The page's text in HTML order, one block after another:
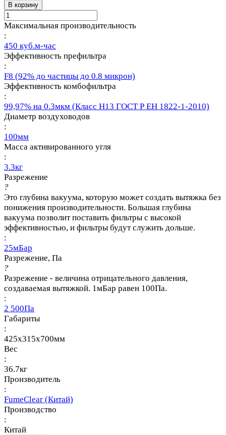
В корзину
Максимальная производительность
:
450 куб.м-час
Эффективность префильтра
:
F8 (92% до частицы до 0.8 микрон)
Эффективность комбофильтра
:
99,97% на 0.3мкм (Класс Н13 ГОСТ Р ЕН 1822-1-2010)
Диаметр воздуховодов
:
100мм
Масса активированного угля
:
3.3кг
Разрежение
?
Это глубина вакуума, которую может создать вытяжка без
понижения производительности. Большая глубина
вакуума позволит поставить фильтры с высокой
эффективностью, и фильтры будут служить дольше.
:
25мБар
Разрежение, Па
?
Разрежение - величина отрицательного давления,
создаваемая вытяжкой. 1мБар равен 100Па.
:
2 500Па
Габариты
:
425x315x700мм
Вес
:
36.7кг
Производитель
:
FumeClear (Китай)
Производство
:
Китай